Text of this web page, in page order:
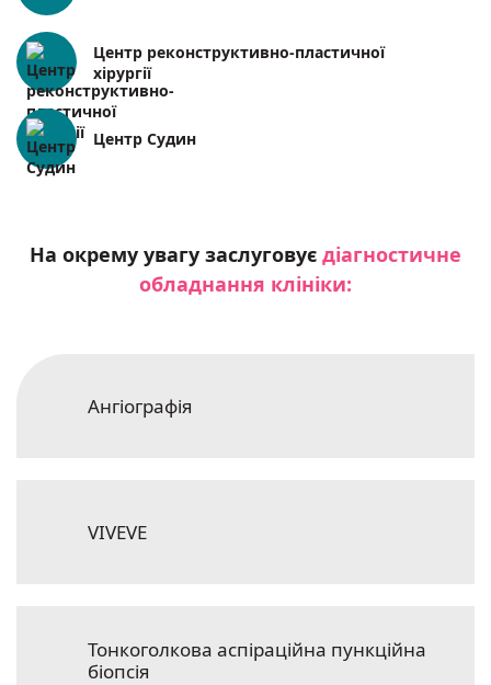
Центр реконструктивно-пластичної
хірургії
Центр Судин
На окрему увагу заслуговує діагностичне
обладнання клініки:
Ангіографія
VIVEVE
Тонкоголкова аспіраційна пункційна
біопсія